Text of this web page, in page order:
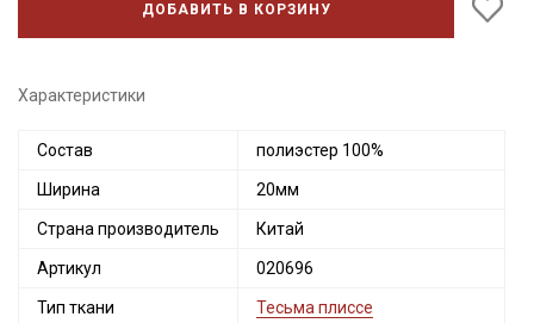
ДОБАВИТЬ В КОРЗИНУ
Характеристики
Состав полиэстер 100%
Ширина 20мм
Страна производитель Китай
Артикул 020696
Тип ткани Тесьма плиссе
Секретная рассылка от Купава
Мы публикуем здесь дополнительные
промокоды и скидки до 30% на узкие
категории тканей
Электронная почта